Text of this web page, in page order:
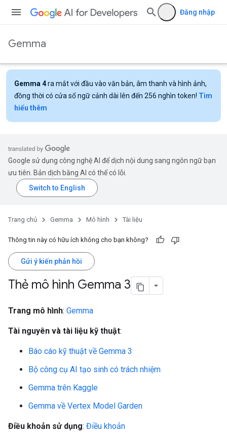
Đăng nhập
Gemma
Gemma 4ra mắt với đầu vào văn bản, âm thanh và hình ảnh,
đồng thời có cửa sổ ngữ cảnh dài lên đến 256 nghìn token! Tìm
hiểu thêm
Google sử dụng công nghệ AI để dịch nội dung sang ngôn ngữ bạn
ưu tiên. Bản dịch bằng AI có thể có lỗi.
Trang chủ Gemma Mô hình Tài liệu
Thông tin này có hữu ích không cho bạn không?
Gửi ý kiến phản hồi
Thẻ mô hình Gemma 3
Trang mô hình: Gemma
Tài nguyên và tài liệu kỹ thuật:
Báo cáo kỹ thuật về Gemma 3
Bộ công cụ AI tạo sinh có trách nhiệm
Gemma trên Kaggle
Gemma về Vertex Model Garden
Điều khoản sử dụng: Điều khoản